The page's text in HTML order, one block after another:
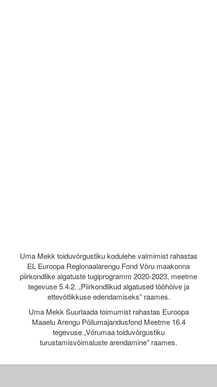
Uma Mekk toiduvõrgustiku kodulehe valmimist rahastas
EL Euroopa Regionaalarengu Fond Võru maakonna
piirkondlike algatuste tugiprogramm 2020-2023, meetme
tegevuse 5.4.2. „Piirkondlikud algatused tööhõive ja
ettevõtlikkuse edendamiseks” raames.
Uma Mekk Suurlaada toimumist rahastas Euroopa
Maaelu Arengu Põllumajandusfond Meetme 16.4
tegevuse „Võrumaa toiduvõrgustiku
turustamisvõimaluste arendamine” raames.